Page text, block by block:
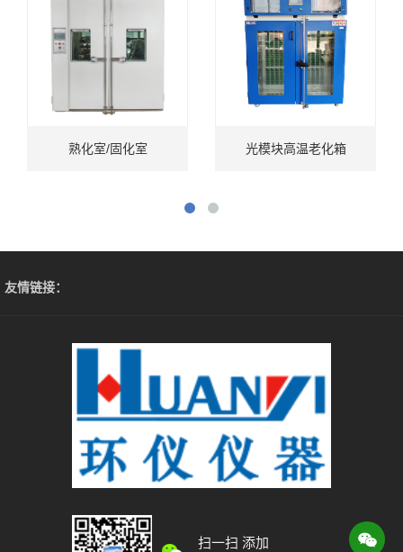
熟化室/固化室 光模块高温老化箱
友情链接：
扫一扫 添加